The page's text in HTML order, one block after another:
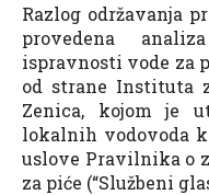
Razlog održavanja
provedena
ispravnosti vode za
od strane Instituta
Zenica, kojom je
lokalnih vodovoda
uslove Pravilnika o
za piće (“Službeni